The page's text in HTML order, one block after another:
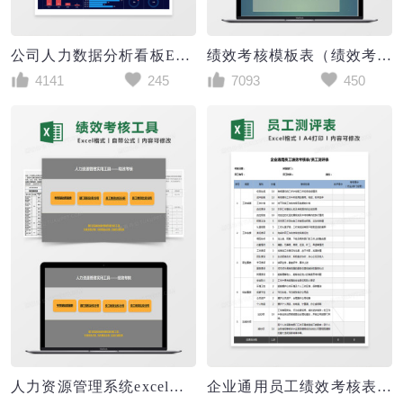
公司人力数据分析看板Execl模板
4141
245
绩效考核模板表（绩效考核、绩效面谈）Excel管理系统
7093
450
人力资源管理系统excel表格
企业通用员工绩效考核表员工测评Excel表格